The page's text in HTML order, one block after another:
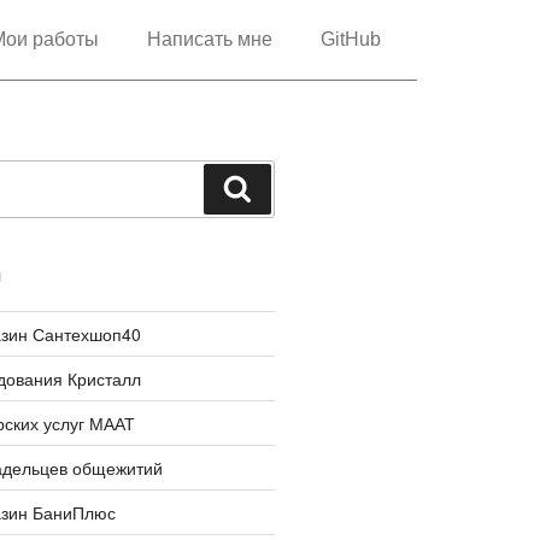
работы Написать мне GitHub
Сантехшоп40
Кристалл
услуг МААТ
общежитий
БаниПлюс